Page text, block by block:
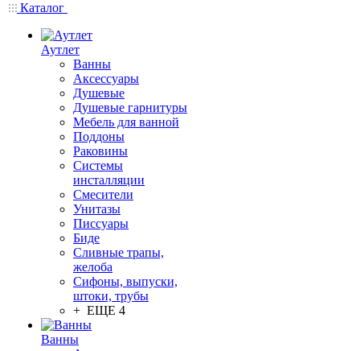
Каталог
Аутлет
Ванны
Аксессуары
Душевые
Душевые гарнитуры
Мебель для ванной
Поддоны
Раковины
Системы
инсталляции
Смесители
Унитазы
Писсуары
Биде
Сливные трапы,
желоба
Сифоны, выпуски,
штоки, трубы
+ ЕЩЕ 4
Ванны